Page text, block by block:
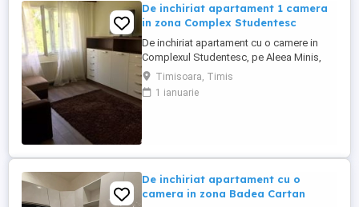
De inchiriat apartament 1 camera
in zona Complex Studentesc
De inchiriat apartament cu o camere in
Complexul Studentesc, pe Aleea Minis,
situat la etajul 2, centrala proprie. 28 mp
Timisoara, Timis
1 ianuarie
De inchiriat apartament cu o
camera in zona Badea Cartan